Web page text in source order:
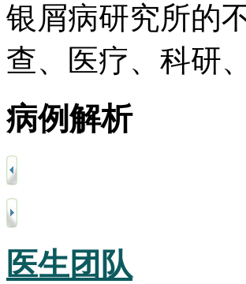
银屑病研究所的
查、医疗、科研
病例解析
医生团队